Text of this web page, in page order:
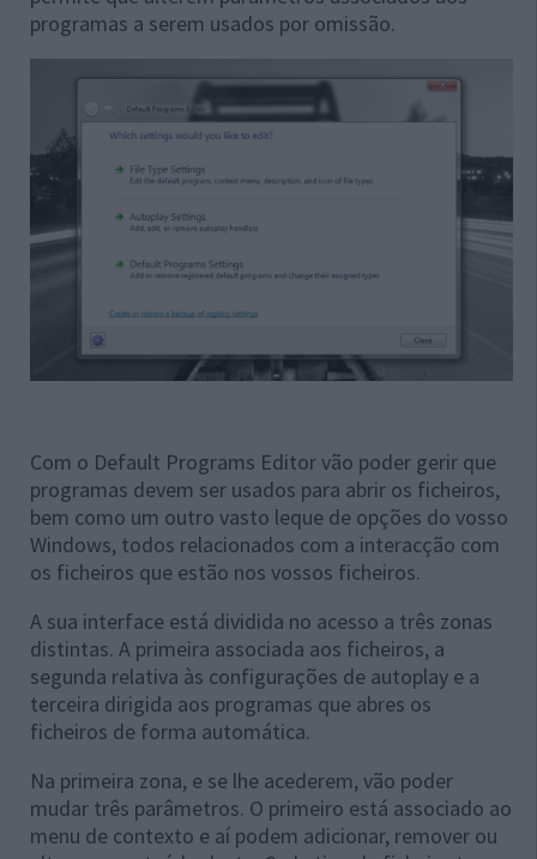
programas a serem usados por omissão.
Com o Default Programs Editor vão poder gerir que
programas devem ser usados para abrir os ficheiros,
bem como um outro vasto leque de opções do vosso
Windows, todos relacionados com a interacção com
os ficheiros que estão nos vossos ficheiros.
A sua interface está dividida no acesso a três zonas
distintas. A primeira associada aos ficheiros, a
segunda relativa às configurações de autoplay e a
terceira dirigida aos programas que abres os
ficheiros de forma automática.
Na primeira zona, e se lhe acederem, vão poder
mudar três parâmetros. O primeiro está associado ao
menu de contexto e aí podem adicionar, remover ou